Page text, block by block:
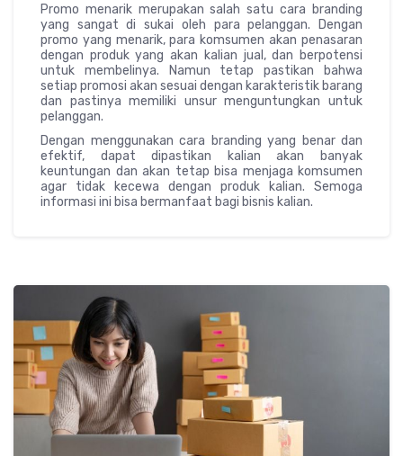
Promo menarik merupakan salah satu cara branding
yang sangat di sukai oleh para pelanggan. Dengan
promo yang menarik, para komsumen akan penasaran
dengan produk yang akan kalian jual, dan berpotensi
untuk membelinya. Namun tetap pastikan bahwa
setiap promosi akan sesuai dengan karakteristik barang
dan pastinya memiliki unsur menguntungkan untuk
pelanggan.
Dengan menggunakan cara branding yang benar dan
efektif, dapat dipastikan kalian akan banyak
keuntungan dan akan tetap bisa menjaga komsumen
agar tidak kecewa dengan produk kalian. Semoga
informasi ini bisa bermanfaat bagi bisnis kalian.